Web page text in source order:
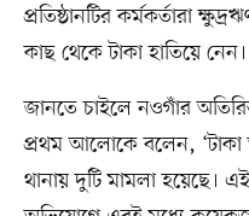
প্রতিষ্ঠানটির কর্মকর্তারা
কাছ থেকে টাকা হাতিয়ে নেন।
জানতে চাইলে নওগাঁর
প্রথম আলোকে বলেন, ‘টাকা
থানায় দুটি মামলা হয়েছে।